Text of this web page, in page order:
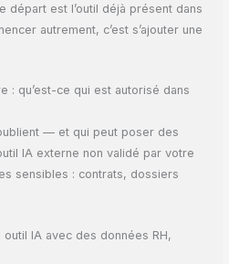
départ est l’outil déjà présent dans
autrement, c’est s’ajouter une
: qu’est-ce qui est autorisé dans
— et qui peut poser des
IA externe non validé par votre
sensibles : contrats, dossiers
outil IA avec des données RH,